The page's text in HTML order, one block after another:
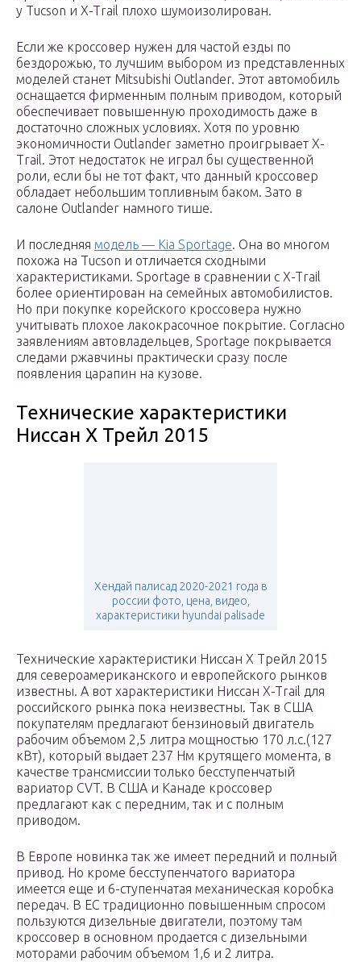
у Tucson и X-Trail плохо шумоизолирован.
Если же кроссовер нужен для частой езды по
бездорожью, то лучшим выбором из представленных
моделей станет Mitsubishi Outlander. Этот автомобиль
оснащается фирменным полным приводом, который
обеспечивает повышенную проходимость даже в
достаточно сложных условиях. Хотя по уровню
экономичности Outlander заметно проигрывает X-
Trail. Этот недостаток не играл бы существенной
роли, если бы не тот факт, что данный кроссовер
обладает небольшим топливным баком. Зато в
салоне Outlander намного тише.
И последняя модель — Kia Sportage. Она во многом
похожа на Tucson и отличается сходными
характеристиками. Sportage в сравнении с X-Trail
более ориентирован на семейных автомобилистов.
Но при покупке корейского кроссовера нужно
учитывать плохое лакокрасочное покрытие. Согласно
заявлениям автовладельцев, Sportage покрывается
следами ржавчины практически сразу после
появления царапин на кузове.
Технические характеристики
Ниссан Х Трейл 2015
Хендай палисад 2020-2021 года в
россии фото, цена, видео,
характеристики hyundai palisade
Технические характеристики Ниссан Х Трейл 2015
для североамериканского и европейского рынков
известны. А вот характеристики Ниссан X-Trail для
российского рынка пока неизвестны. Так в США
покупателям предлагают бензиновый двигатель
рабочим объемом 2,5 литра мощностью 170 л.с.(127
кВт), который выдает 237 Нм крутящего момента, в
качестве трансмиссии только бесступенчатый
вариатор CVT. В США и Канаде кроссовер
предлагают как с передним, так и с полным
приводом.
В Европе новинка так же имеет передний и полный
привод. Но кроме бесступенчатого вариатора
имеется еще и 6-ступенчатая механическая коробка
передач. В ЕС традиционно повышенным спросом
пользуются дизельные двигатели, поэтому там
кроссовер в основном продается с дизельными
моторами рабочим объемом 1,6 и 2 литра.